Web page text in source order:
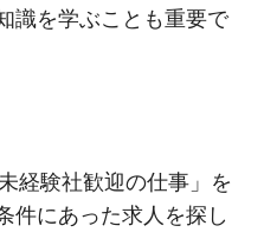
識を学ぶことも重要で
経験社歓迎の仕事」を
件にあった求人を探し
を選択